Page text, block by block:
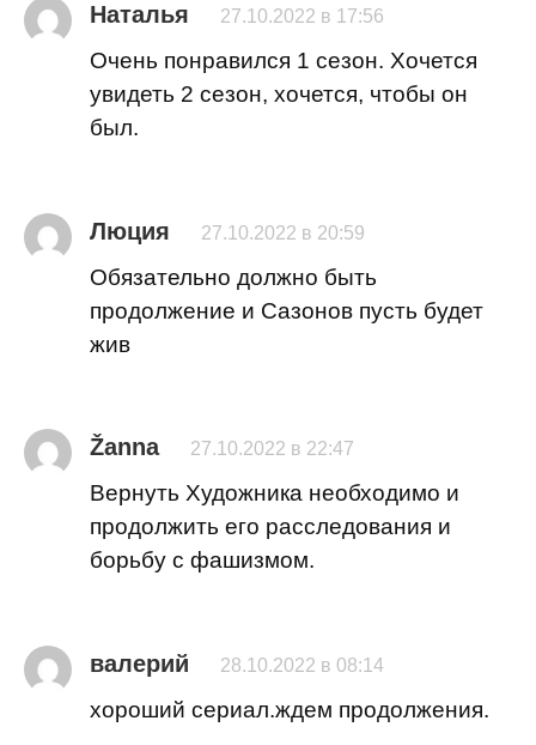
Наталья 27.10.2022 в 17:56
Очень понравился 1 сезон. Хочется
увидеть 2 сезон, хочется, чтобы он
был.
Люция 27.10.2022 в 20:59
Обязательно должно быть
продолжение и Сазонов пусть будет
жив
Žanna 27.10.2022 в 22:47
Вернуть Художника необходимо и
продолжить его расследования и
борьбу с фашизмом.
валерий 28.10.2022 в 08:14
хороший сериал.ждем продолжения.